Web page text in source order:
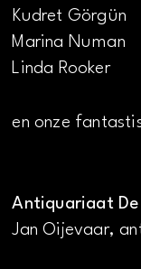
Kudret Görgün
Marina Numan
Linda Rooker
en onze
Antiquariaat De
Jan Oijevaar,